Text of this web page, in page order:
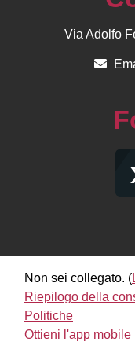
Via Adolfo
Non sei collegato. (
Riepilogo della
Politiche
Ottieni l'app mobile